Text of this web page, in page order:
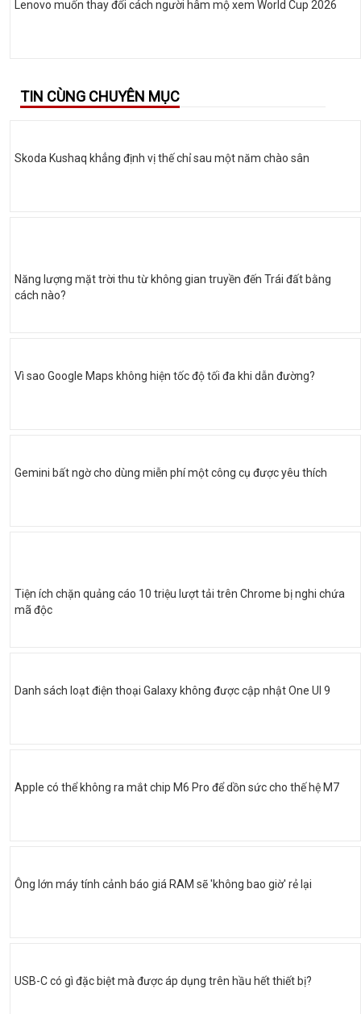
Lenovo muốn thay đổi cách người hâm mộ xem World Cup 2026
TIN CÙNG CHUYÊN MỤC
Skoda Kushaq khẳng định vị thế chỉ sau một năm chào sân
Năng lượng mặt trời thu từ không gian truyền đến Trái đất bằng
cách nào?
Vì sao Google Maps không hiện tốc độ tối đa khi dẫn đường?
Gemini bất ngờ cho dùng miễn phí một công cụ được yêu thích
Tiện ích chặn quảng cáo 10 triệu lượt tải trên Chrome bị nghi chứa
mã độc
Danh sách loạt điện thoại Galaxy không được cập nhật One UI 9
Apple có thể không ra mắt chip M6 Pro để dồn sức cho thế hệ M7
Ông lớn máy tính cảnh báo giá RAM sẽ 'không bao giờ' rẻ lại
USB-C có gì đặc biệt mà được áp dụng trên hầu hết thiết bị?